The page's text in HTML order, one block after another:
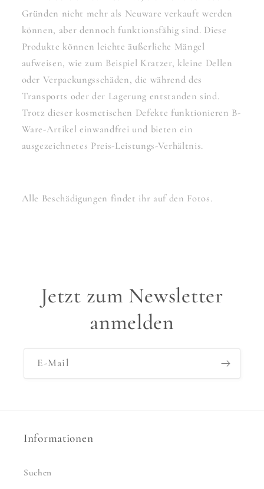
Gründen nicht mehr als Neuware verkauft werden
können, aber dennoch funktionsfähig sind. Diese
Produkte können leichte äußerliche Mängel
aufweisen, wie zum Beispiel Kratzer, kleine Dellen
oder Verpackungsschäden, die während des
Transports oder der Lagerung entstanden sind.
Trotz dieser kosmetischen Defekte funktionieren B-
Ware-Artikel einwandfrei und bieten ein
ausgezeichnetes Preis-Leistungs-Verhältnis.
Alle Beschädigungen findet ihr auf den Fotos.
Jetzt zum Newsletter
anmelden
E-Mail
Informationen
Suchen